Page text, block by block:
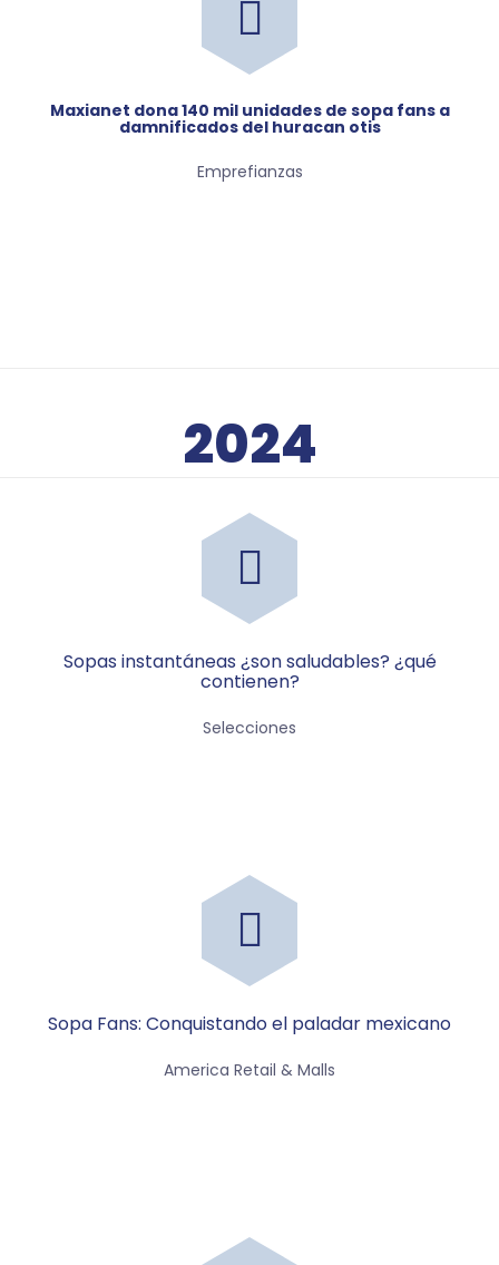
maxianet dona 140 mil unidades de sopa fans a
damnificados del huracan otis
Emprefianzas
2024
Sopas instantáneas ¿son saludables? ¿qué
contienen?
Selecciones
Sopa Fans: Conquistando el paladar mexicano
America Retail & Malls